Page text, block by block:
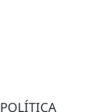
POLÍTICA